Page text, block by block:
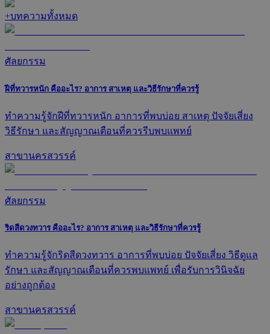
+บทความทั้งหมด
ศัลยกรรม
ฝีที่ทวารหนัก คืออะไร? อาการ สาเหตุ และวิธีรักษาที่ควรรู้
ทำความรู้จักฝีที่ทวารหนัก อาการที่พบบ่อย สาเหตุ ปัจจัยเสี่ยง
วิธีรักษา และสัญญาณเตือนที่ควรรีบพบแพทย์
สาขานครสวรรค์
ศัลยกรรม
ริดสีดวงทวาร คืออะไร? อาการ สาเหตุ และวิธีรักษาที่ควรรู้
ทำความรู้จักริดสีดวงทวาร อาการที่พบบ่อย ปัจจัยเสี่ยง วิธีดูแล
รักษา และสัญญาณเตือนที่ควรพบแพทย์ เพื่อรับการวินิจฉัย
อย่างถูกต้อง
สาขานครสวรรค์